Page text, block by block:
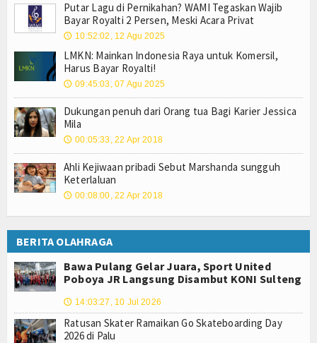
Putar Lagu di Pernikahan? WAMI Tegaskan Wajib
Bayar Royalti 2 Persen, Meski Acara Privat
🕔 10:52:02, 12 Agu 2025
LMKN: Mainkan Indonesia Raya untuk Komersil,
Harus Bayar Royalti!
🕔 09:45:03, 07 Agu 2025
Dukungan penuh dari Orang tua Bagi Karier Jessica
Mila
🕔 00:05:33, 22 Apr 2018
Ahli Kejiwaan pribadi Sebut Marshanda sungguh
Keterlaluan
🕔 00:08:00, 22 Apr 2018
BERITA OLAHRAGA
Bawa Pulang Gelar Juara, Sport United
Poboya JR Langsung Disambut KONI Sulteng
🕔 14:03:27, 10 Jul 2026
Ratusan Skater Ramaikan Go Skateboarding Day
2026 di Palu